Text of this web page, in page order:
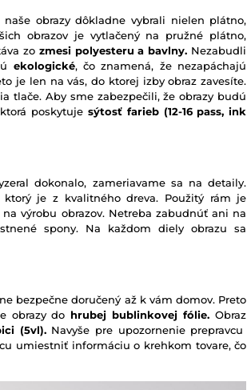
obrazy dôkladne vybrali nielen plátno,
obrazov je vytlačený na pružné plátno,
zo zmesi polyesteru a bavlny. Nezabudli
ekologické, čo znamená, že nezapáchajú
je len na vás, do ktorej izby obraz zavesíte.
tlače. Aby sme zabezpečili, že obrazy budú
poskytujesýtosť farieb (12-16 pass, ink
dokonalo, zameriavame sa na detaily.
je z kvalitného dreva. Použitý rám je
výrobu obrazov. Netreba zabudnúť ani na
spony. Na každom diely obrazu sa
bezpečne doručený až k vám domov. Preto
obrazy do hrubej bublinkovej fólie. Obraz
(5vl).Navyše pre upozornenie prepravcu
umiestniť informáciu o krehkom tovare, čo